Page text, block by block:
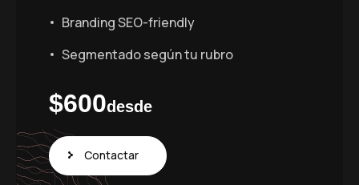
Branding SEO-friendly
Segmentado según tu rubro
$600desde
Contactar